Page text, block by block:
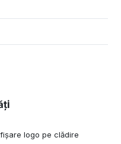
logo pe clădire